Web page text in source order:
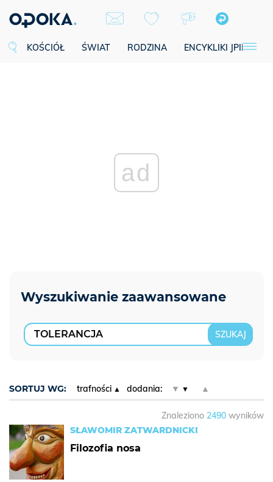
KOŚCIÓŁ ŚWIAT RODZINA ENCYKLIKI JPII
ad
SORTUJ WG: trafności dodania: ▼ ▲
Znaleziono 2490 wyników
SŁAWOMIR ZATWARDNICKI
Filozofia nosa